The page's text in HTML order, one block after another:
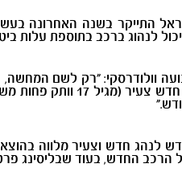
התייקר בשנה האחרונה
יכול לנהוג ברכב בתוספת
להגיע לאלפי
לנהג חדש וצעיר מלווה
הרכב החדש, בעוד שבליסינג